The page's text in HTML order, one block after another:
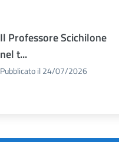
Il Professore Scichilone
nel t...
Pubblicato il 24/07/2026